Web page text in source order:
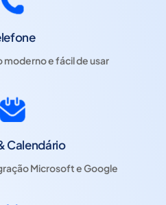
e fácil de usar
Calendário
Microsoft e Google